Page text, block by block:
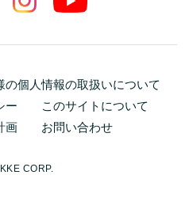
の個人情報の取扱いについて
ー
このサイトについて
画
お問い合わせ
CORP.